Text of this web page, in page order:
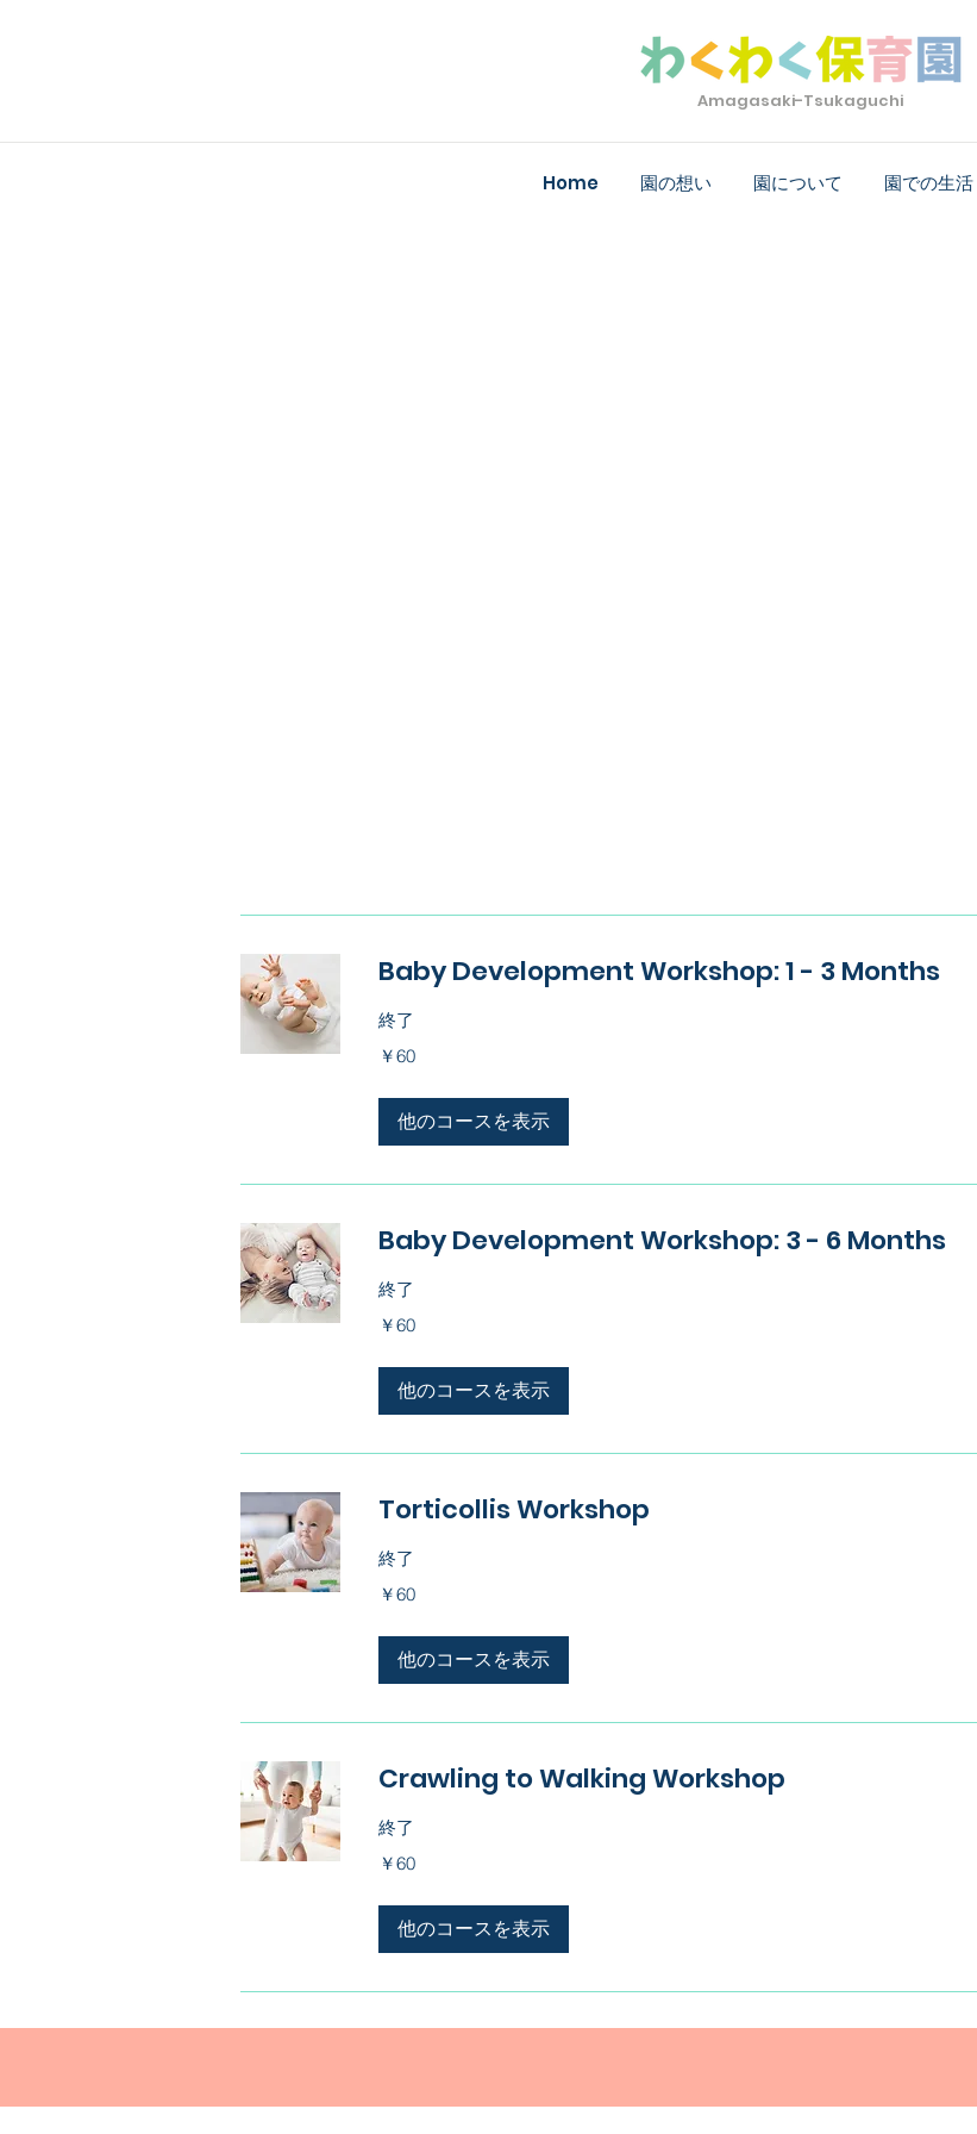
Amagasaki-Tsukaguchi
Home 園の想い 園について 園での生活
Baby Development Workshop: 1 - 3 Months
終了
円
￥60
他のコースを表示
Baby Development Workshop: 3 - 6 Months
終了
円
￥60
他のコースを表示
Torticollis Workshop
終了
円
￥60
他のコースを表示
Crawling to Walking Workshop
終了
円
￥60
他のコースを表示